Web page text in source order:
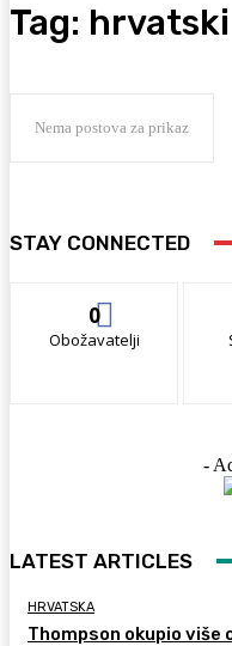
Tag:
Nema postova za prikaz
STAY CONNECTED
0
Obožavatelji
-
LATEST ARTICLES
HRVATSKA
Thompson okupio